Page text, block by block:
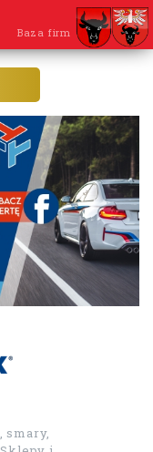
Baza firm
smary,